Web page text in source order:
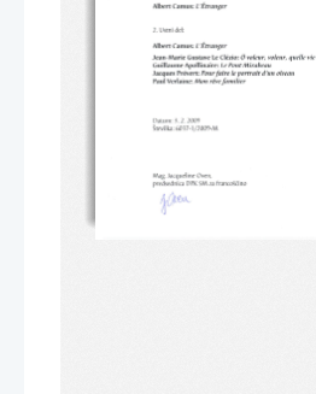
Albert Camus: L' Etrctnger
2. Ustni del:
Albert Camus:
L'Etrmtger
Jean-Marie Gustave Le Cl6zio: 6 voleur, voleur, quelk vic
Guillaume Apollinaire: Le Pont Mirabemt
Jacgues Pr6vert:, Pourfaire le yortrait il'un oiseau
Paul Verlaine: MonrAve familier
Dafism: 3.2. 2009
Stevilka:
6017 /2009-M
Mag. Jacqueline
Oven,
predsednica DPK 5M zafranco\cino
ftCtn*